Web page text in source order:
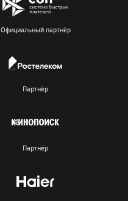
Официальный партнёр
Партнёр
Партнёр